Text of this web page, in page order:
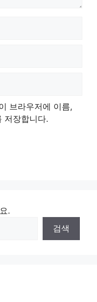
브라우저에 이름,
저장합니다.
.
검색